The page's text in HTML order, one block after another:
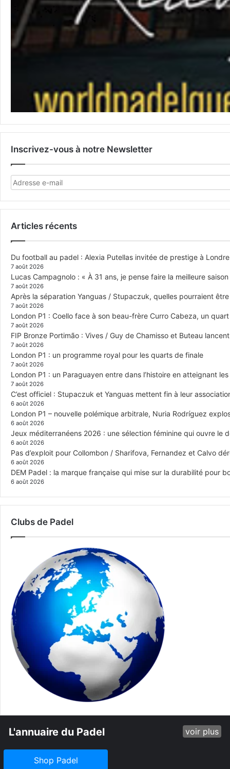
Inscrivez-vous à notre Newsletter
Articles récents
Du football au padel : Alexia Putellas invitée de prestige à
7 août 2026
Lucas Campagnolo : « À 31 ans, je pense faire la meilleure
7 août 2026
Après la séparation Yanguas / Stupaczuk, quelles pourraient
7 août 2026
London P1 : Coello face à son beau-frère Curro Cabeza, un
7 août 2026
FIP Bronze Portimão : Vives / Guy de Chamisso et Buteau
7 août 2026
London P1 : un programme royal pour les quarts de finale
7 août 2026
London P1 : un Paraguayen entre dans l’histoire en atteignant
7 août 2026
C’est officiel : Stupaczuk et Yanguas mettent fin à leur
6 août 2026
London P1 – nouvelle polémique arbitrale, Nuria Rodríguez
6 août 2026
Jeux méditerranéens 2026 : une sélection féminine qui ouvre le
6 août 2026
Pas d’exploit pour Collombon / Sharifova, Fernandez et Calvo
6 août 2026
DEM Padel : la marque française qui mise sur la durabilité pour
6 août 2026
Clubs de Padel
L'annuaire du Padel voir plus
Shop Padel